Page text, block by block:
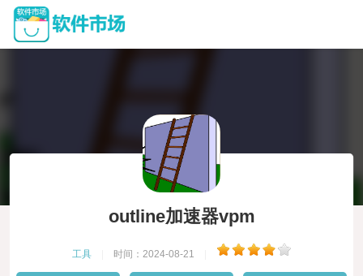
outline加速器vpm
工具 时间：2024-08-21